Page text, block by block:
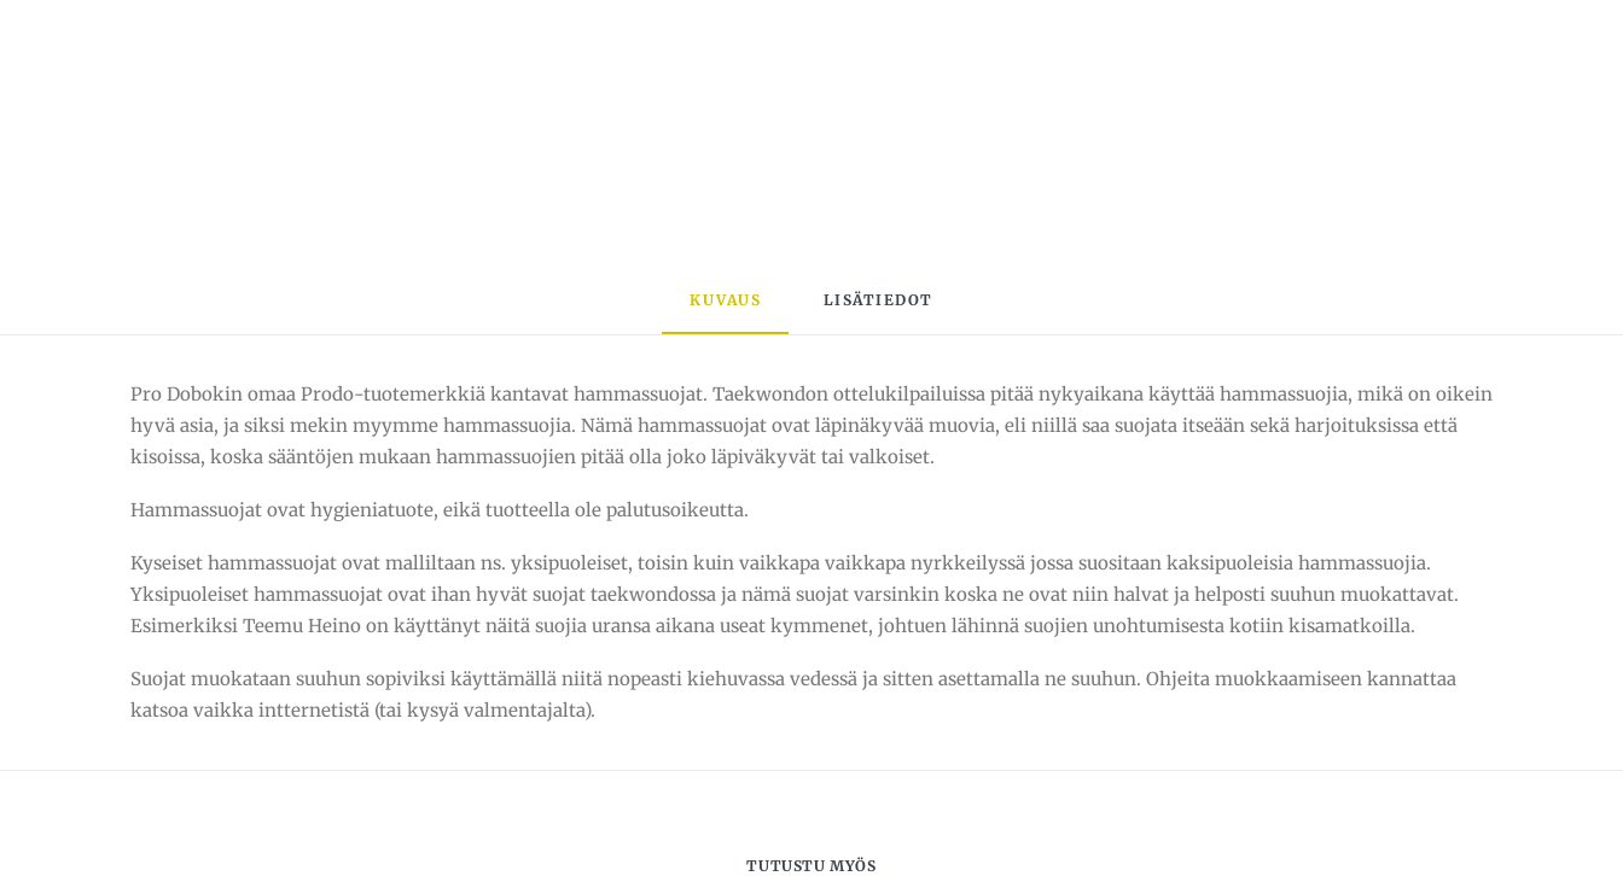
KUVAUS LISÄTIEDOT
Pro Dobokin omaa Prodo-tuotemerkkiä kantavat hammassuojat. Taekwondon ottelukilpailuissa pitää nykyaikana käyttää hammassuojia, mikä on oikein
hyvä asia, ja siksi mekin myymme hammassuojia. Nämä hammassuojat ovat läpinäkyvää muovia, eli niillä saa suojata itseään sekä harjoituksissa että
kisoissa, koska sääntöjen mukaan hammassuojien pitää olla joko läpiväkyvät tai valkoiset.
Hammassuojat ovat hygieniatuote, eikä tuotteella ole palutusoikeutta.
Kyseiset hammassuojat ovat malliltaan ns. yksipuoleiset, toisin kuin vaikkapa vaikkapa nyrkkeilyssä jossa suositaan kaksipuoleisia hammassuojia.
Yksipuoleiset hammassuojat ovat ihan hyvät suojat taekwondossa ja nämä suojat varsinkin koska ne ovat niin halvat ja helposti suuhun muokattavat.
Esimerkiksi Teemu Heino on käyttänyt näitä suojia uransa aikana useat kymmenet, johtuen lähinnä suojien unohtumisesta kotiin kisamatkoilla.
Suojat muokataan suuhun sopiviksi käyttämällä niitä nopeasti kiehuvassa vedessä ja sitten asettamalla ne suuhun. Ohjeita muokkaamiseen kannattaa
katsoa vaikka intternetistä (tai kysyä valmentajalta).
TUTUSTU MYÖS